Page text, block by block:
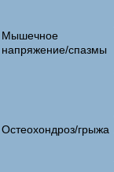
Мышечное
напряжение/спазмы
Остеохондроз/грыжа